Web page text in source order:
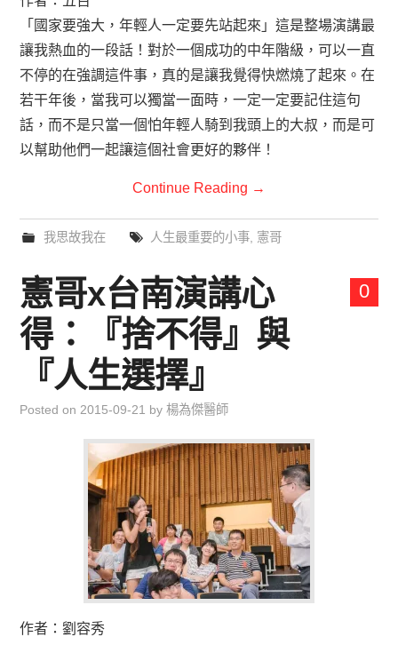
「國家要強大，年輕人一定要先站起來」這是整場演講最
讓我熱血的一段話！對於一個成功的中年階級，可以一直
不停的在強調這件事，真的是讓我覺得快燃燒了起來。在
若干年後，當我可以獨當一面時，一定一定要記住這句
話，而不是只當一個怕年輕人騎到我頭上的大叔，而是可
以幫助他們一起讓這個社會更好的夥伴！
Continue Reading →
我思故我在 人生最重要的小事, 憲哥
0
憲哥x台南演講心
得：『捨不得』與
『人生選擇』
Posted on 2015-09-21 by楊為傑醫師
作者：劉容秀